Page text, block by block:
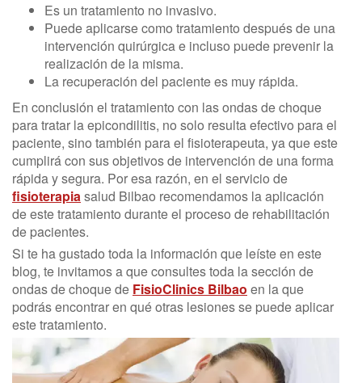
Es un tratamiento no invasivo.
Puede aplicarse como tratamiento después de una
intervención quirúrgica e incluso puede prevenir la
realización de la misma.
La recuperación del paciente es muy rápida.
En conclusión el tratamiento con las ondas de choque
para tratar la epicondilitis, no solo resulta efectivo para el
paciente, sino también para el fisioterapeuta, ya que este
cumplirá con sus objetivos de intervención de una forma
rápida y segura. Por esa razón, en el servicio de
fisioterapiasalud Bilbao recomendamos la aplicación
de este tratamiento durante el proceso de rehabilitación
de pacientes.
Si te ha gustado toda la información que leíste en este
blog, te invitamos a que consultes toda la sección de
ondas de choque de FisioClinics Bilbao en la que
podrás encontrar en qué otras lesiones se puede aplicar
este tratamiento.